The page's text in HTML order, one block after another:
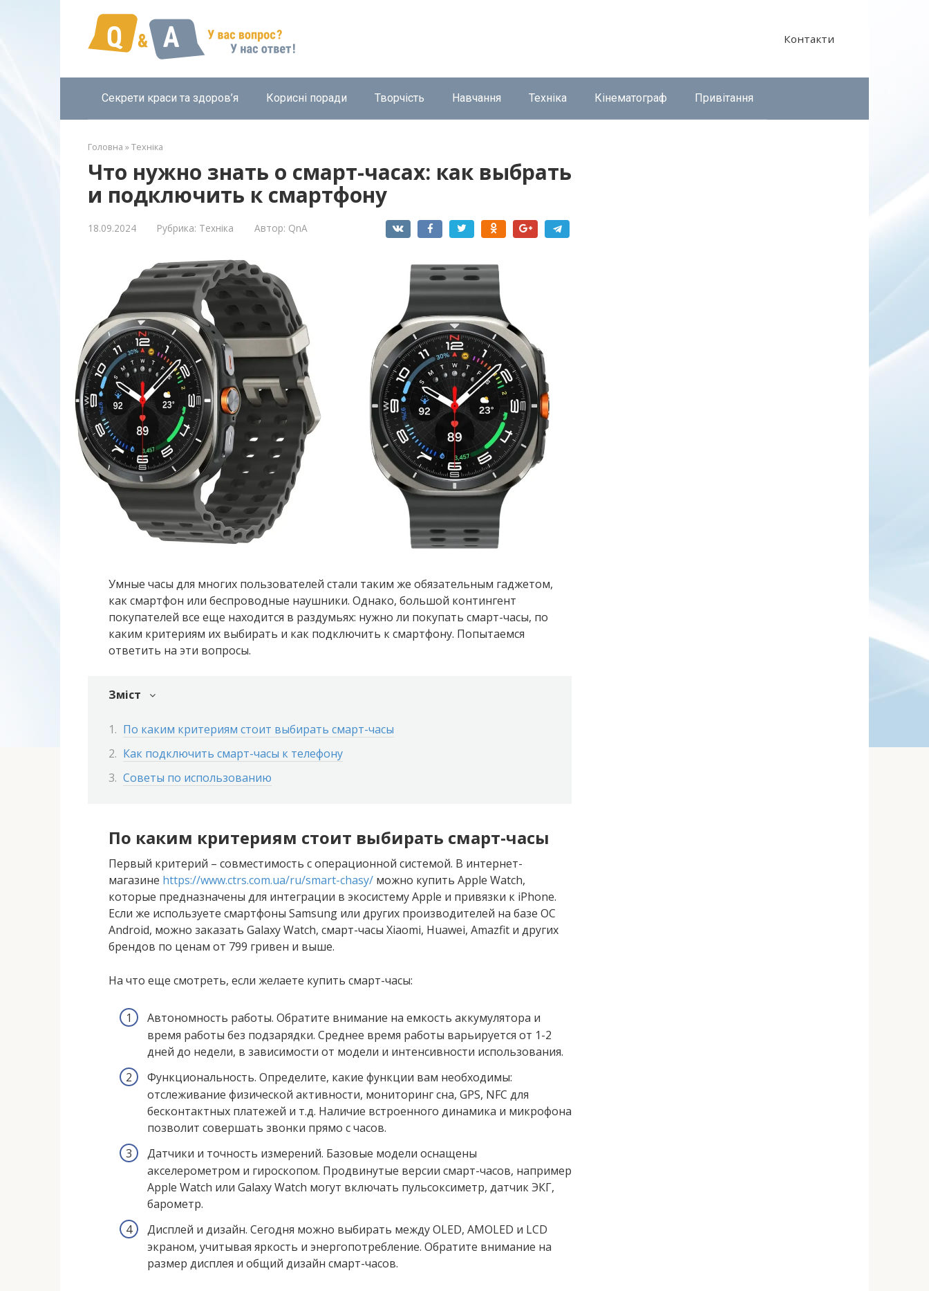
Контакти
Секрети краси та здоров’я Корисні поради Творчість Навчання Техніка Кінематограф Привітання
Головна »Техніка
Что нужно знать о смарт-часах: как выбрать
и подключить к смартфону
18.09.2024 Рубрика: Техніка Автор: QnA
Умные часы для многих пользователей стали таким же обязательным гаджетом,
как смартфон или беспроводные наушники. Однако, большой контингент
покупателей все еще находится в раздумьях: нужно ли покупать смарт-часы, по
каким критериям их выбирать и как подключить к смартфону. Попытаемся
ответить на эти вопросы.
Зміст
По каким критериям стоит выбирать смарт-часы
Как подключить смарт-часы к телефону
Советы по использованию
По каким критериям стоит выбирать смарт-часы
Первый критерий – совместимость с операционной системой. В интернет-
магазине https://www.ctrs.com.ua/ru/smart-chasy/ можно купить Apple Watch,
которые предназначены для интеграции в экосистему Apple и привязки к iPhone.
Если же используете смартфоны Samsung или других производителей на базе ОС
Android, можно заказать Galaxy Watch, смарт-часы Xiaomi, Huawei, Amazfit и других
брендов по ценам от 799 гривен и выше.
На что еще смотреть, если желаете купить смарт-часы:
Автономность работы. Обратите внимание на емкость аккумулятора и
время работы без подзарядки. Среднее время работы варьируется от 1-2
дней до недели, в зависимости от модели и интенсивности использования.
Функциональность. Определите, какие функции вам необходимы:
отслеживание физической активности, мониторинг сна, GPS, NFC для
бесконтактных платежей и т.д. Наличие встроенного динамика и микрофона
позволит совершать звонки прямо с часов.
Датчики и точность измерений. Базовые модели оснащены
акселерометром и гироскопом. Продвинутые версии смарт-часов, например
Apple Watch или Galaxy Watch могут включать пульсоксиметр, датчик ЭКГ,
барометр.
Дисплей и дизайн. Сегодня можно выбирать между OLED, AMOLED и LCD
экраном, учитывая яркость и энергопотребление. Обратите внимание на
размер дисплея и общий дизайн смарт-часов.